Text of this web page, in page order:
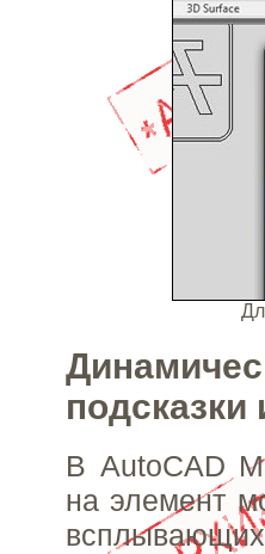
В AutoCAD
на элемент
всплывающих